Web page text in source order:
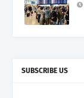
SUBSCRIBE US